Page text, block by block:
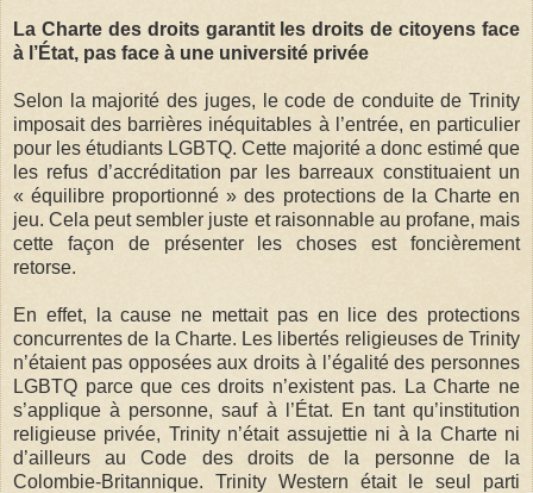
La Charte des droits garantit les droits de citoyens face
à l’État, pas face à une université privée
Selon la majorité des juges, le code de conduite de Trinity
imposait des barrières inéquitables à l’entrée, en particulier
pour les étudiants LGBTQ. Cette majorité a donc estimé que
les refus d’accréditation par les barreaux constituaient un
« équilibre proportionné » des protections de la Charte en
jeu. Cela peut sembler juste et raisonnable au profane, mais
cette façon de présenter les choses est foncièrement
retorse.
En effet, la cause ne mettait pas en lice des protections
concurrentes de la Charte. Les libertés religieuses de Trinity
n’étaient pas opposées aux droits à l’égalité des personnes
LGBTQ parce que ces droits n’existent pas. La Charte ne
s’applique à personne, sauf à l’État. En tant qu’institution
religieuse privée, Trinity n’était assujettie ni à la Charte ni
d’ailleurs au Code des droits de la personne de la
Colombie-Britannique. Trinity Western était le seul parti